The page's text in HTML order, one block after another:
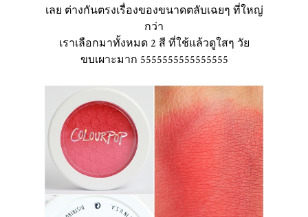
เลย ต่างกันตรงเรื่องของขนาดตลับเฉยๆ ที่ใหญ่
กว่า
เราเลือกมาทั้งหมด 2 สี ที่ใช้แล้วดูใสๆ วัย
ขบเผาะมาก 5555555555555555